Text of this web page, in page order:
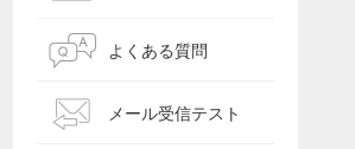
よくある質問
メール受信テスト